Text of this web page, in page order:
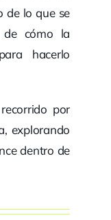
de lo que se
de cómo la
hacerlo
por
explorando
dentro de